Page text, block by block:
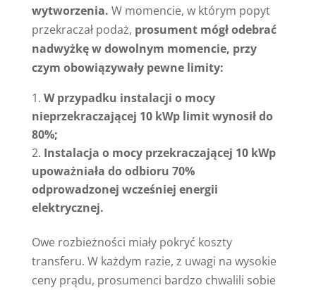
wytworzenia. W momencie, w którym popyt
przekraczał podaż, prosument mógł odebrać
nadwyżkę w dowolnym momencie, przy
czym obowiązywały pewne limity:
W przypadku instalacji o mocy
nieprzekraczającej 10 kWp limit wynosił do
80%;
Instalacja o mocy przekraczającej 10 kWp
upoważniała do odbioru 70%
odprowadzonej wcześniej energii
elektrycznej.
Owe rozbieżności miały pokryć koszty
transferu. W każdym razie, z uwagi na wysokie
ceny prądu, prosumenci bardzo chwalili sobie